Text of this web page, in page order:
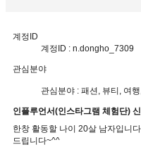
계정ID
계정ID : n.dongho_7309
관심분야
관심분야 : 패션, 뷰티, 여
인플루언서(인스타그램 체험단)
한창 활동할 나이 20살 남자입니
드립니다~^^